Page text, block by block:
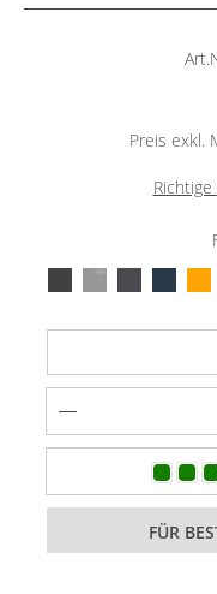
Preis exkl.